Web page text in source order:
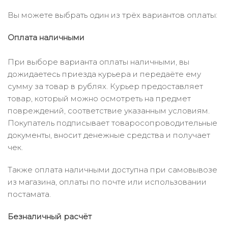
Вы можете выбрать один из трёх вариантов оплаты:
Оплата наличными
При выборе варианта оплаты наличными, вы
дожидаетесь приезда курьера и передаёте ему
сумму за товар в рублях. Курьер предоставляет
товар, который можно осмотреть на предмет
повреждений, соответствие указанным условиям.
Покупатель подписывает товаросопроводительные
документы, вносит денежные средства и получает
чек.
Также оплата наличными доступна при самовывозе
из магазина, оплаты по почте или использовании
постамата.
Безналичный расчёт